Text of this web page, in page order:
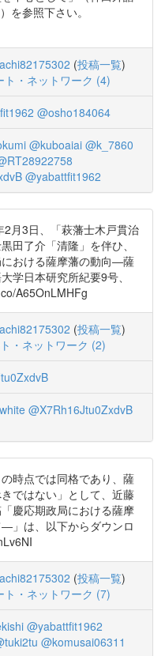
を参照下さい。
(投稿一覧)
ト・ネットワーク (4)
@osho184064
@kuboaiai @k_7860
@yabattfit1962
月3日、「萩藩士木戸貫治
田了介「清隆」を伴ひ、
おける薩摩藩の動向―薩
学日本研究所紀要9号、
A65OnLMHFg
(投稿一覧)
・ネットワーク (2)
@X7Rh16Jtu0ZxdvB
時点では同格であり、薩
ではない」として、近藤
慶応期政局における薩摩
」は、以下からダウンロ
(投稿一覧)
ト・ネットワーク (7)
@yabattfit1962
@komusai06311